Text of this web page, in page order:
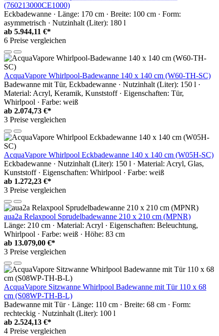
(760213000CE1000)
Eckbadewanne · Länge: 170 cm · Breite: 100 cm · Form:
asymmetrisch · Nutzinhalt (Liter): 180 l
ab 5.944,11 €*
6 Preise vergleichen
AcquaVapore Whirlpool-Badewanne 140 x 140 cm (W60-TH-SC)
Badewanne mit Tür, Eckbadewanne · Nutzinhalt (Liter): 150 l ·
Material: Acryl, Keramik, Kunststoff · Eigenschaften: Tür,
Whirlpool · Farbe: weiß
ab 2.074,73 €*
3 Preise vergleichen
AcquaVapore Whirlpool Eckbadewanne 140 x 140 cm (W05H-SC)
Eckbadewanne · Nutzinhalt (Liter): 150 l · Material: Acryl, Glas,
Kunststoff · Eigenschaften: Whirlpool · Farbe: weiß
ab 1.272,23 €*
3 Preise vergleichen
aua2a Relaxpool Sprudelbadewanne 210 x 210 cm (MPNR)
Länge: 210 cm · Material: Acryl · Eigenschaften: Beleuchtung,
Whirlpool · Farbe: weiß · Höhe: 83 cm
ab 13.079,00 €*
3 Preise vergleichen
AcquaVapore Sitzwanne Whirlpool Badewanne mit Tür 110 x 68
cm (S08WP-TH-B-L)
Badewanne mit Tür · Länge: 110 cm · Breite: 68 cm · Form:
rechteckig · Nutzinhalt (Liter): 100 l
ab 2.524,13 €*
4 Preise vergleichen